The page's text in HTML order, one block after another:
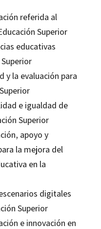
referida al
Superior
educativas
y la evaluación para
e igualdad de
Superior
apoyo y
la mejora del
en la
digitales
Superior
e innovación en